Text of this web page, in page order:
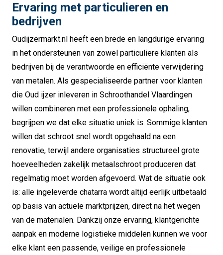
Ervaring met particulieren en
bedrijven
Oudijzermarkt.nl heeft een brede en langdurige ervaring
in het ondersteunen van zowel particuliere klanten als
bedrijven bij de verantwoorde en efficiënte verwijdering
van metalen. Als gespecialiseerde partner voor klanten
die Oud ijzer inleveren in Schroothandel Vlaardingen
willen combineren met een professionele ophaling,
begrijpen we dat elke situatie uniek is. Sommige klanten
willen dat schroot snel wordt opgehaald na een
renovatie, terwijl andere organisaties structureel grote
hoeveelheden zakelijk metaalschroot produceren dat
regelmatig moet worden afgevoerd. Wat de situatie ook
is: alle ingeleverde chatarra wordt altijd eerlijk uitbetaald
op basis van actuele marktprijzen, direct na het wegen
van de materialen. Dankzij onze ervaring, klantgerichte
aanpak en moderne logistieke middelen kunnen we voor
elke klant een passende, veilige en professionele